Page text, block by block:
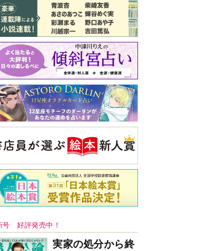
バックナンバー
注目トピ
義実家について、義弟が私へ怒りのLINE
結婚1か月で離婚を決めました。本当に
よかったのでしょうか
公論新社の本
もうじきたべられるぼく
はせがわゆうじ 作
詳しくみる
フォメーション